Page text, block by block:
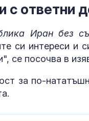
с ответни
Иран без
си интереси и
се посочва в
за по-